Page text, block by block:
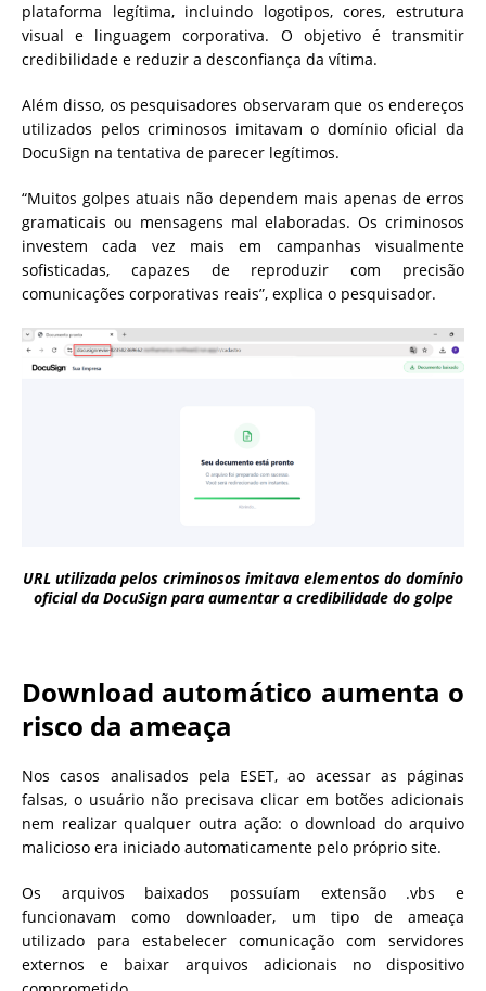
plataforma legítima, incluindo logotipos, cores, estrutura
visual e linguagem corporativa. O objetivo é transmitir
credibilidade e reduzir a desconfiança da vítima.
Além disso, os pesquisadores observaram que os endereços
utilizados pelos criminosos imitavam o domínio oficial da
DocuSign na tentativa de parecer legítimos.
“Muitos golpes atuais não dependem mais apenas de erros
gramaticais ou mensagens mal elaboradas. Os criminosos
investem cada vez mais em campanhas visualmente
sofisticadas, capazes de reproduzir com precisão
comunicações corporativas reais”, explica o pesquisador.
URL utilizada pelos criminosos imitava elementos do domínio
oficial da DocuSign para aumentar a credibilidade do golpe
Download automático aumenta o
risco da ameaça
Nos casos analisados pela ESET, ao acessar as páginas
falsas, o usuário não precisava clicar em botões adicionais
nem realizar qualquer outra ação: o download do arquivo
malicioso era iniciado automaticamente pelo próprio site.
Os arquivos baixados possuíam extensão .vbs e
funcionavam como downloader, um tipo de ameaça
utilizado para estabelecer comunicação com servidores
externos e baixar arquivos adicionais no dispositivo